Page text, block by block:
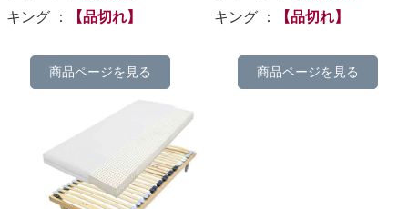
キング ：
【品切れ】
商品ページを見る
キング ：
【品切れ】
商品ページを見る